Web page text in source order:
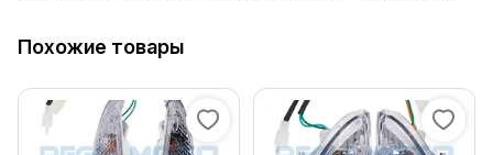
Похожие товары